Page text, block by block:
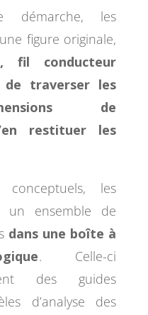
démarche, les
figure originale,
fil conducteur
traverser les
de
restituer les
les
un ensemble de
dans une boîte à
. Celle-ci
des guides
d’analyse des